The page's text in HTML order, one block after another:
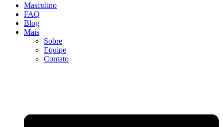
Masculino
FAQ
Blog
Mais
Sobre
Equipe
Contato